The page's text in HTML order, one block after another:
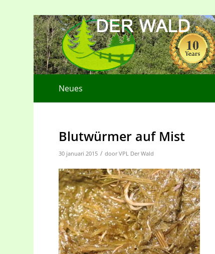
Neues
Blutwürmer auf Mist
30 januari 2015 / doorVPL Der Wald